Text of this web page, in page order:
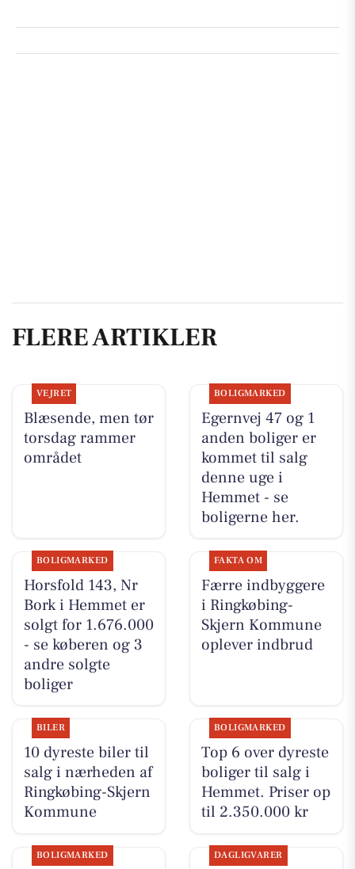
FLERE ARTIKLER
VEJRET
Blæsende, men tør
torsdag rammer
området
BOLIGMARKED
Egernvej 47 og 1
anden boliger er
kommet til salg
denne uge i
Hemmet - se
boligerne her.
BOLIGMARKED
Horsfold 143, Nr
Bork i Hemmet er
solgt for 1.676.000
- se køberen og 3
andre solgte
boliger
FAKTA OM
Færre indbyggere
i Ringkøbing-
Skjern Kommune
oplever indbrud
BILER
10 dyreste biler til
salg i nærheden af
Ringkøbing-Skjern
Kommune
BOLIGMARKED
Top 6 over dyreste
boliger til salg i
Hemmet. Priser op
til 2.350.000 kr
BOLIGMARKED DAGLIGVARER